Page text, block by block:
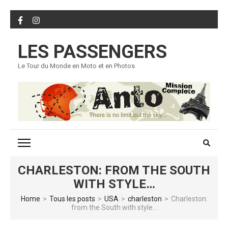
Skip
to
(Press
Enter)
LES PASSENGERS
Le Tour du Monde en Moto et en Photos
CHARLESTON: FROM THE SOUTH
WITH STYLE…
Home > Tous les posts > USA > charleston > Charleston:
from the South with style…